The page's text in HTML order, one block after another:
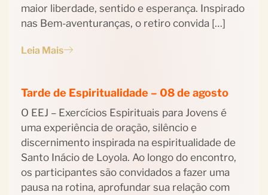
maior liberdade, sentido e esperança. Inspirado
nas Bem-aventuranças, o retiro convida […]
Leia Mais
Tarde de Espiritualidade – 08 de agosto
O EEJ – Exercícios Espirituais para Jovens é
uma experiência de oração, silêncio e
discernimento inspirada na espiritualidade de
Santo Inácio de Loyola. Ao longo do encontro,
os participantes são convidados a fazer uma
pausa na rotina, aprofundar sua relação com